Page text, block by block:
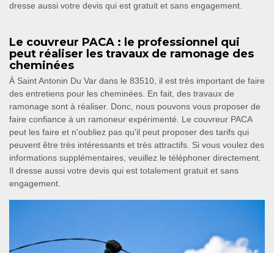
dresse aussi votre devis qui est gratuit et sans engagement.
Le couvreur PACA : le professionnel qui
peut réaliser les travaux de ramonage des
cheminées
À Saint Antonin Du Var dans le 83510, il est très important de faire
des entretiens pour les cheminées. En fait, des travaux de
ramonage sont à réaliser. Donc, nous pouvons vous proposer de
faire confiance à un ramoneur expérimenté. Le couvreur PACA
peut les faire et n'oubliez pas qu'il peut proposer des tarifs qui
peuvent être très intéressants et très attractifs. Si vous voulez des
informations supplémentaires, veuillez le téléphoner directement.
Il dresse aussi votre devis qui est totalement gratuit et sans
engagement.